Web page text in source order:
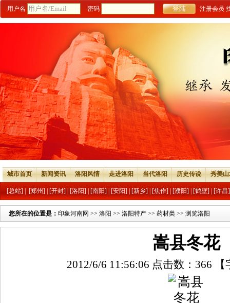
用户名 密码 注册会员
城市首页 新闻资讯 洛阳风情 走进洛阳 当代洛阳 历史传说 秀美
[总站] [郑州] [开封] [洛阳] [南阳] [安阳] [新乡] [焦作] [濮阳] [鹤壁] [许昌]
您所在的位置是： 印象河南网 >> 洛阳 >> 洛阳特产 >> 药材类 >> 浏览洛阳
嵩县冬花
2012/6/6 11:56:06 点击数： 366